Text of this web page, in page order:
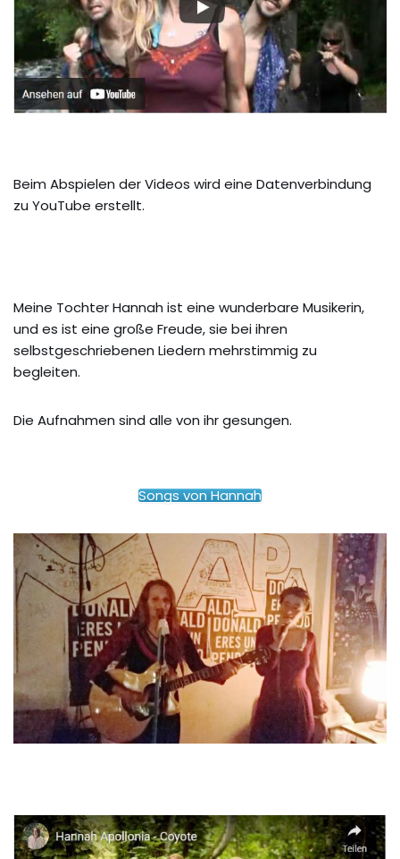
Beim Abspielen der Videos wird eine Datenverbindung
zu YouTube erstellt.
Meine Tochter Hannah ist eine wunderbare Musikerin,
und es ist eine große Freude, sie bei ihren
selbstgeschriebenen Liedern mehrstimmig zu
begleiten.
Die Aufnahmen sind alle von ihr gesungen.
Songs von Hannah